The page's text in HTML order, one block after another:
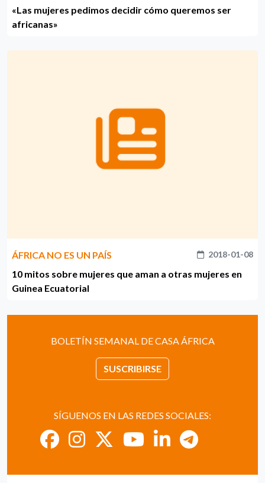
«Las mujeres pedimos decidir cómo queremos ser
africanas»
ÁFRICA NO ES UN PAÍS 2018-01-08
10 mitos sobre mujeres que aman a otras mujeres en
Guinea Ecuatorial
BOLETÍN SEMANAL DE CASA ÁFRICA
SUSCRIBIRSE
SÍGUENOS EN LAS REDES SOCIALES: